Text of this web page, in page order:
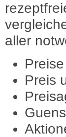
aller
Preis